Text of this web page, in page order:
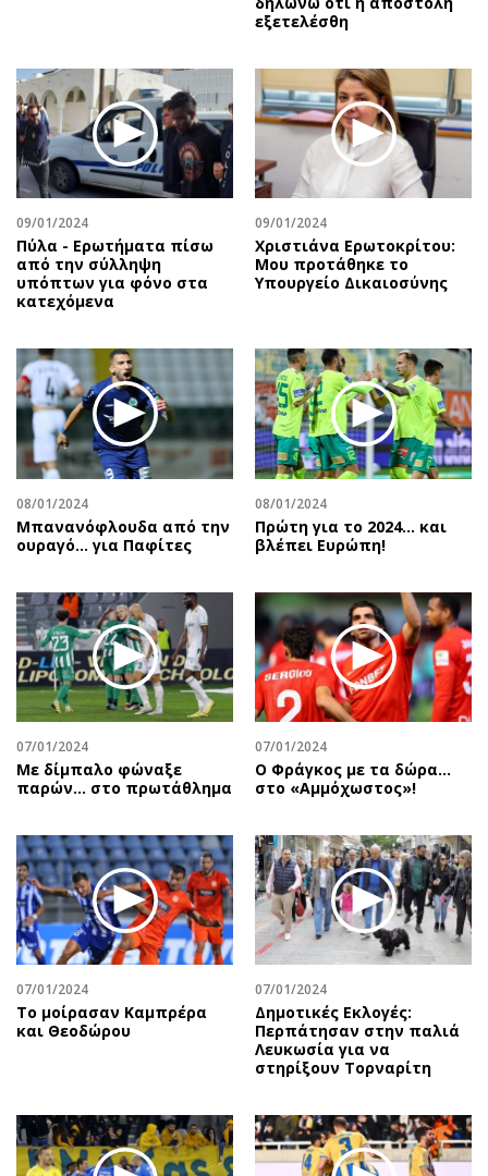
εξετελέσθη
09/01/2024
Πύλα - Ερωτήματα πίσω
από την σύλληψη
υπόπτων για φόνο στα
κατεχόμενα
09/01/2024
Χριστιάνα Ερωτοκρίτου:
Μου προτάθηκε το
Υπουργείο Δικαιοσύνης
08/01/2024
Μπανανόφλουδα από την
ουραγό… για Παφίτες
08/01/2024
Πρώτη για το 2024… και
βλέπει Ευρώπη!
07/01/2024
Με δίμπαλο φώναξε
παρών… στο πρωτάθλημα
07/01/2024
Ο Φράγκος με τα δώρα…
στο «Αμμόχωστος»!
07/01/2024
Το μοίρασαν Καμπρέρα
και Θεοδώρου
07/01/2024
Δημοτικές Εκλογές:
Περπάτησαν στην παλιά
Λευκωσία για να
στηρίξουν Τορναρίτη